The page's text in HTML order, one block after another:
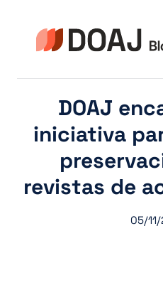
springen
DOAJ
iniciativa
revistas de
05/